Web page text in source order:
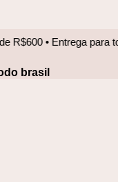
todo Brasil •
brasil